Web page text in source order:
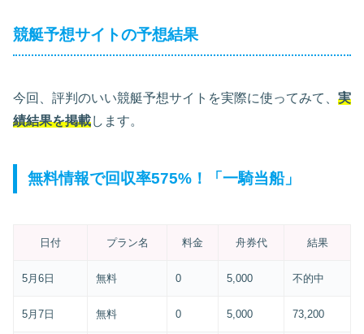
競艇予想サイトの予想結果
今回、評判のいい競艇予想サイトを実際に使ってみて、 実
績結果を掲載します。
無料情報で回収率575%！「一騎当船」
日付 プラン名 料金 舟券代 結果
5月6日 無料 0 5,000 不的中
5月7日 無料 0 5,000 73,200